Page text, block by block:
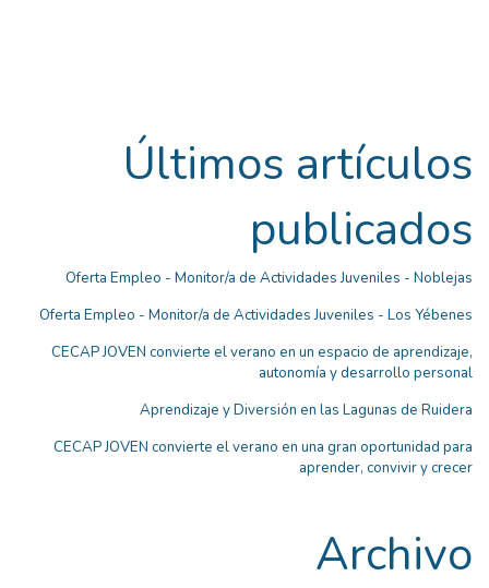
Últimos artículos
publicados
Oferta Empleo - Monitor/a de Actividades Juveniles - Noblejas
Oferta Empleo - Monitor/a de Actividades Juveniles - Los Yébenes
CECAP JOVEN convierte el verano en un espacio de aprendizaje,
autonomía y desarrollo personal
Aprendizaje y Diversión en las Lagunas de Ruidera
CECAP JOVEN convierte el verano en una gran oportunidad para
aprender, convivir y crecer
Archivo